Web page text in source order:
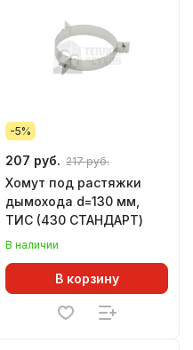
-5%
207 руб. 217 руб.
Хомут под растяжки
дымохода d=130 мм,
ТИС (430 СТАНДАРТ)
В наличии
В корзину